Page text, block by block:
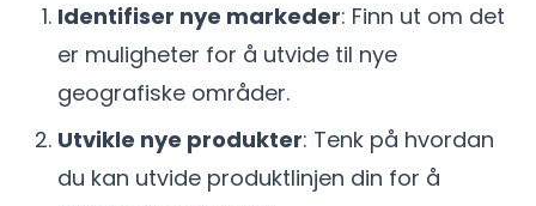
Identifiser nye markeder: Finn ut om det
er muligheter for å utvide til nye
geografiske områder.
Utvikle nye produkter: Tenk på hvordan
du kan utvide produktlinjen din for å